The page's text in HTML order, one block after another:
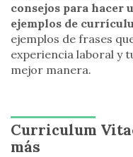
consejos para hacer
ejemplos de
ejemplos de frases
experiencia laboral y
mejor manera.
Curriculum
más